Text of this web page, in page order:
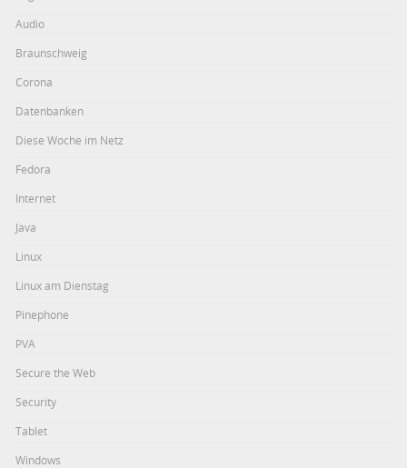
Audio
Braunschweig
Corona
Datenbanken
Diese Woche im Netz
Fedora
Internet
Java
Linux
Linux am Dienstag
Pinephone
PVA
Secure the Web
Security
Tablet
Windows